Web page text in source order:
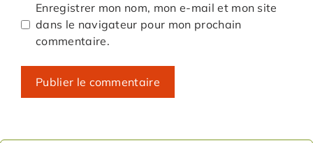
Enregistrer mon nom, mon e-mail et mon site
dans le navigateur pour mon prochain
commentaire.